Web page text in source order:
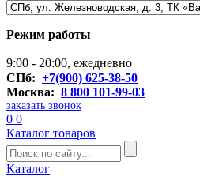
Режим работы
9:00 - 20:00, ежедневно
СПб: +7(900) 625-38-50
Москва: 8 800 101-99-03
заказать звонок
0 0
Каталог товаров
Каталог